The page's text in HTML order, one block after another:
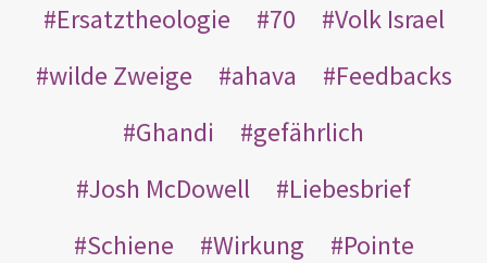
Ersatztheologie
70
Volk Israel
wilde Zweige
ahava
Feedbacks
Ghandi
gefährlich
Josh McDowell
Liebesbrief
Schiene
Wirkung
Pointe